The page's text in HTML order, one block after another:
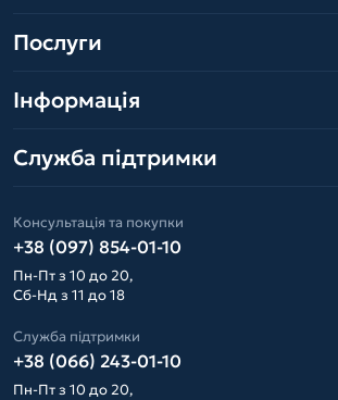
Послуги
Інформація
Служба підтримки
Консультація та покупки
+38 (097) 854-01-10
Пн-Пт з 10 до 20,
Сб-Нд з 11 до 18
Служба підтримки
+38 (066) 243-01-10
Пн-Пт з 10 до 20,